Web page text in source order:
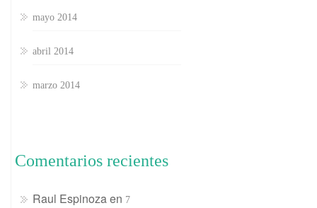
mayo 2014
abril 2014
marzo 2014
Comentarios recientes
Raul Espinozaen 7